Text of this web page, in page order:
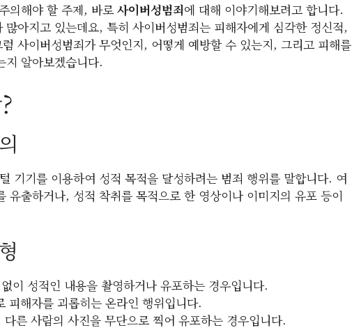
의해야 할 주제, 바로사이버성범죄에 대해 이야기해보려고 합니다.
아지고 있는데요, 특히 사이버성범죄는 피해자에게 심각한 정신적,
사이버성범죄가 무엇인지, 어떻게 예방할 수 있는지, 그리고 피해를
지 알아보겠습니다.
기기를 이용하여 성적 목적을 달성하려는 범죄 행위를 말합니다. 여
유출하거나, 성적 착취를 목적으로 한 영상이나 이미지의 유포 등이
이 성적인 내용을 촬영하거나 유포하는 경우입니다.
피해자를 괴롭히는 온라인 행위입니다.
다른 사람의 사진을 무단으로 찍어 유포하는 경우입니다.